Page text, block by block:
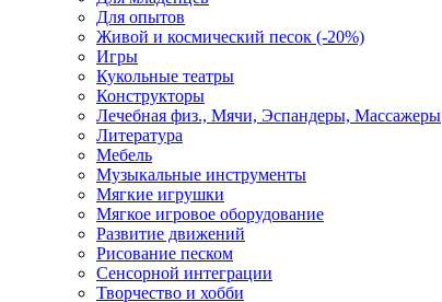
Для опытов
Живой и космический песок (-20%)
Игры
Кукольные театры
Конструкторы
Лечебная физ., Мячи, Эспандеры, Массажеры
Литература
Мебель
Музыкальные инструменты
Мягкие игрушки
Мягкое игровое оборудование
Развитие движений
Рисование песком
Сенсорной интеграции
Творчество и хобби